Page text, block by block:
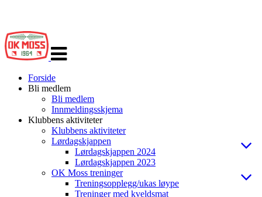
navigasjon
Forside
Bli medlem
Bli medlem
Innmeldingsskjema
Klubbens aktiviteter
Klubbens aktiviteter
Lørdagskjappen
Lørdagskjappen 2024
Lørdagskjappen 2023
OK Moss treninger
Treningsopplegg/ukas løype
Treninger med kveldsmat